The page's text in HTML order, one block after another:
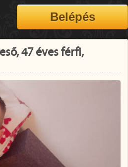
47 éves férfi,